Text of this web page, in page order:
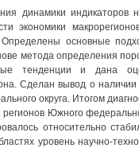
динамики индикаторов
экономики
основные
метода определения
тенденции и дана
Сделан вывод о
округа. Итогом
регионов Южного
относительно
уровень научно-